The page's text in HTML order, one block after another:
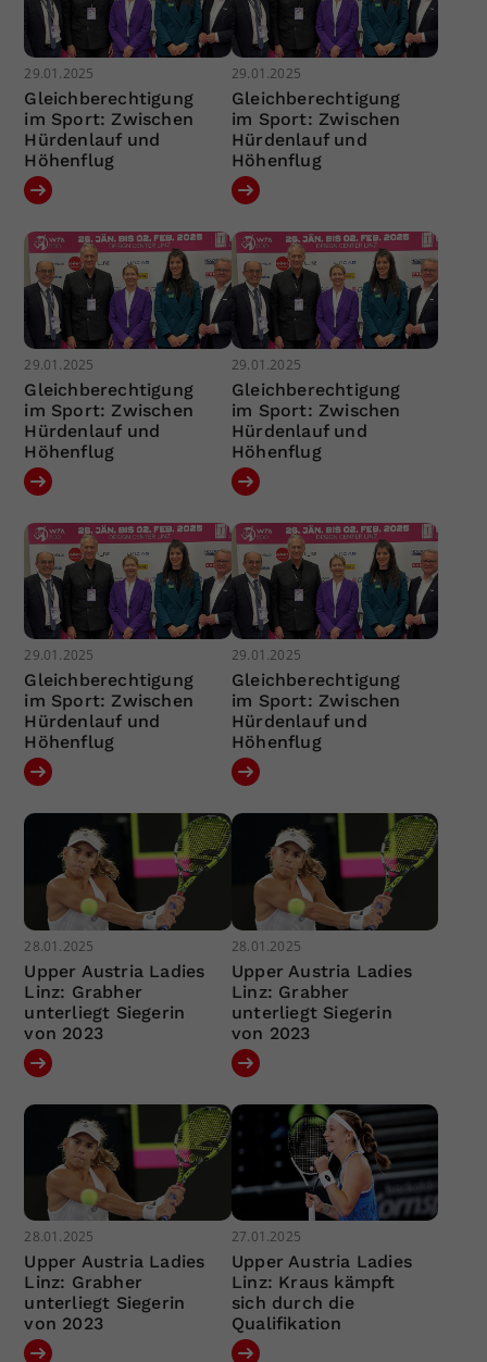
29.01.2025
Gleichberechtigung
im Sport: Zwischen
Hürdenlauf und
Höhenflug
29.01.2025
Gleichberechtigung
im Sport: Zwischen
Hürdenlauf und
Höhenflug
29.01.2025
Gleichberechtigung
im Sport: Zwischen
Hürdenlauf und
Höhenflug
29.01.2025
Gleichberechtigung
im Sport: Zwischen
Hürdenlauf und
Höhenflug
29.01.2025
Gleichberechtigung
im Sport: Zwischen
Hürdenlauf und
Höhenflug
29.01.2025
Gleichberechtigung
im Sport: Zwischen
Hürdenlauf und
Höhenflug
28.01.2025
Upper Austria Ladies
Linz: Grabher
unterliegt Siegerin
von 2023
28.01.2025
Upper Austria Ladies
Linz: Grabher
unterliegt Siegerin
von 2023
28.01.2025
Upper Austria Ladies
Linz: Grabher
unterliegt Siegerin
von 2023
27.01.2025
Upper Austria Ladies
Linz: Kraus kämpft
sich durch die
Qualifikation